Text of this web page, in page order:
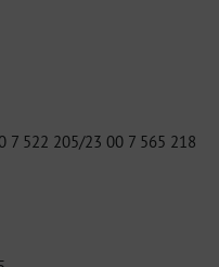
7 522 205/23 00 7 565 218